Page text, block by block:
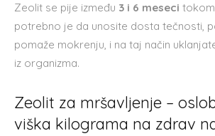
Zeolit se pije između 3 i 6 meseci
potrebno je da unosite dosta tečnosti,
pomaže mokrenju, i na taj način
iz organizma.
Zeolit za mršavljenje –
viška kilograma na zdrav